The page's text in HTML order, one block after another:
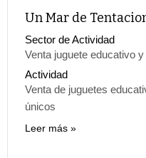
Un Mar de
Sector de Actividad
Venta juguete educativo
Actividad
Venta de juguetes
únicos
Leer más